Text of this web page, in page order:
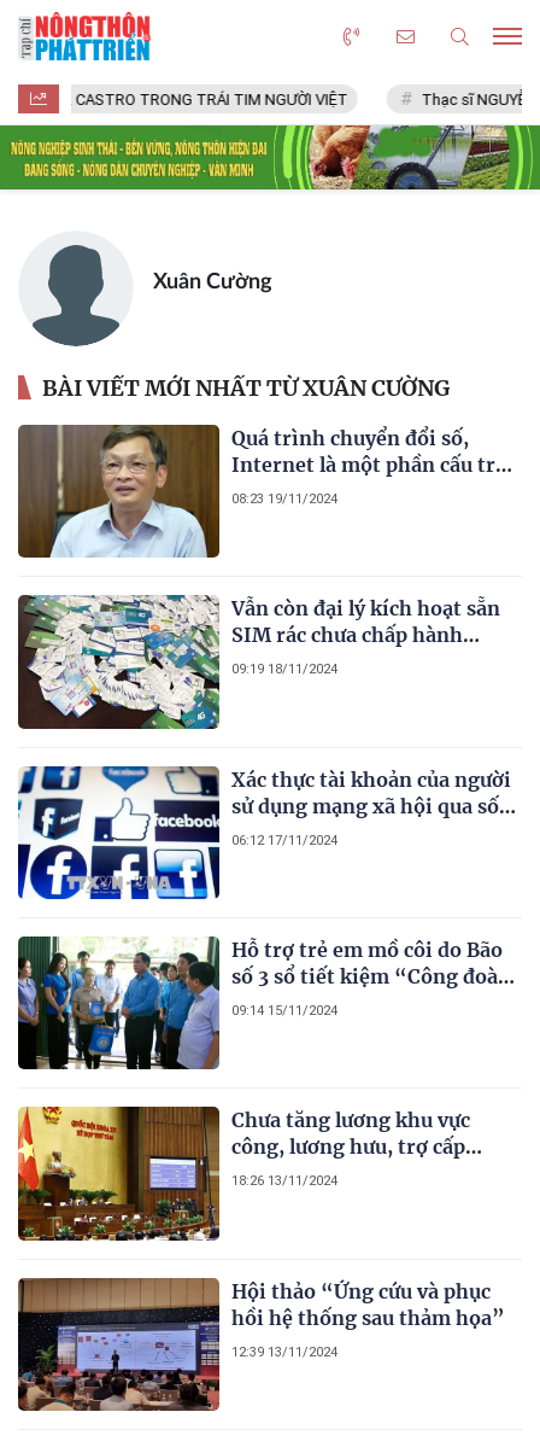
FIDEL CASTRO TRONG TRÁI TIM NGƯỜI VIỆT Thạc sĩ NGUYỄN
Xuân Cường
BÀI VIẾT MỚI NHẤT TỪ XUÂN CƯỜNG
Quá trình chuyển đổi số,
Internet là một phần cấu trúc
thiết yếu của hạ tầng số Việt
08:23 19/11/2024
Vẫn còn đại lý kích hoạt sẵn
SIM rác chưa chấp hành
nghiêm quy định của pháp
09:19 18/11/2024
Xác thực tài khoản của người
sử dụng mạng xã hội qua số
điện thoại hoặc bằng số định
06:12 17/11/2024
Hỗ trợ trẻ em mồ côi do Bão
số 3 sổ tiết kiệm “Công đoàn
cùng con tiếp bước”
09:14 15/11/2024
Chưa tăng lương khu vực
công, lương hưu, trợ cấp
trong năm 2025
18:26 13/11/2024
Hội thảo “Ứng cứu và phục
hồi hệ thống sau thảm họa”
12:39 13/11/2024